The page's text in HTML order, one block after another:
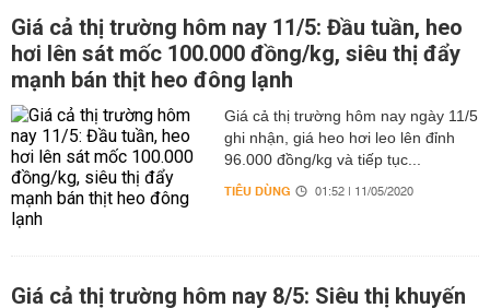
Giá cả thị trường hôm nay 11/5: Đầu tuần, heo
hơi lên sát mốc 100.000 đồng/kg, siêu thị đẩy
mạnh bán thịt heo đông lạnh
Giá cả thị trường hôm nay ngày 11/5
ghi nhận, giá heo hơi leo lên đỉnh
96.000 đồng/kg và tiếp tục...
TIÊU DÙNG 01:52 | 11/05/2020
Giá cả thị trường hôm nay 8/5: Siêu thị khuyến